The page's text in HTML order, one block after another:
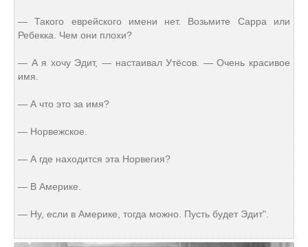
— Такого еврейского имени нет. Возьмите Сарра или
Ребекка. Чем они плохи?
— А я хочу Эдит, — настаивал Утёсов. — Очень красивое
имя.
— А что это за имя?
— Норвежское.
— А где находится эта Норвегия?
— В Америке.
— Ну, если в Америке, тогда можно. Пусть будет Эдит".